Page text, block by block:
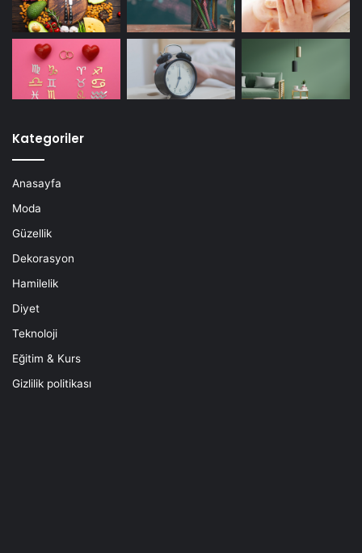
Kategoriler
Anasayfa
Moda
Güzellik
Dekorasyon
Hamilelik
Diyet
Teknoloji
Eğitim & Kurs
Gizlilik politikası